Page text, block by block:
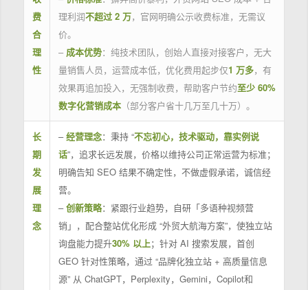
费
合
理
性
理利润不超过 2 万，官网明确公示收费标准，无需议
价。
– 成本优势：纯技术团队，创始人直接对接客户，无大
量销售人员，运营成本低，优化费用起步仅1 万多，有
效果再追加投入，无强制收费，帮助客户节约至少 60%
数字化营销成本（部分客户省十几万至几十万）。
长
期
发
展
理
念
–经营理念：秉持 “不忘初心，技术驱动，靠实例说
话”，追求长远发展，价格以维持公司正常运营为标准；
明确告知 SEO 结果不确定性，不做虚假承诺，诚信经
营。
–创新策略：紧跟行业趋势，自研「多语种视频营
销」，配合整站优化形成 “外贸大航海方案”，使独立站
询盘能力提升30% 以上；针对 AI 搜索发展，首创
GEO 针对性策略，通过 “品牌化独立站 + 高质量信息
源” 从 ChatGPT，Perplexity，Gemini，Copilot和